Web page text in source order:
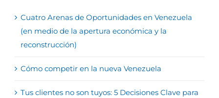
Cuatro Arenas de Oportunidades en Venezuela
(en medio de la apertura económica y la
reconstrucción)
Cómo competir en la nueva Venezuela
Tus clientes no son tuyos: 5 Decisiones Clave para